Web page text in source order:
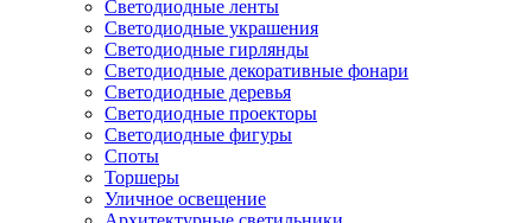
Светодиодные ленты
Светодиодные украшения
Светодиодные гирлянды
Светодиодные декоративные фонари
Светодиодные деревья
Светодиодные проекторы
Светодиодные фигуры
Споты
Торшеры
Уличное освещение